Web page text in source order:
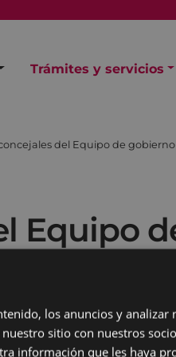
Trámites y servicios
del Equipo de gobierno
Equipo
los anuncios y analizar
sitio con nuestros
información que les haya